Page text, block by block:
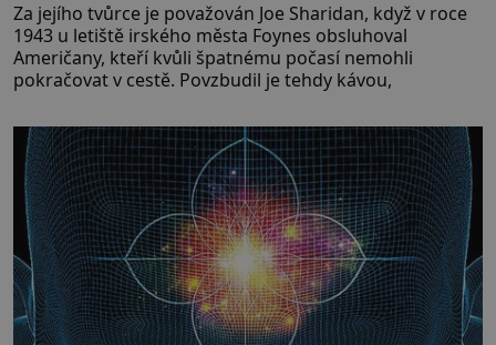
Za jejího tvůrce je považován Joe Sharidan, když v roce
1943 u letiště irského města Foynes obsluhoval
Američany, kteří kvůli špatnému počasí nemohli
pokračovat v cestě. Povzbudil je tehdy kávou,